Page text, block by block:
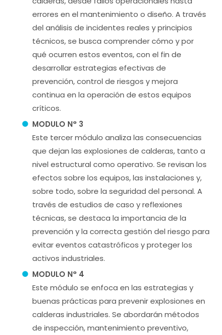
errores en el mantenimiento o diseño. A través
del análisis de incidentes reales y principios
técnicos, se busca comprender cómo y por
qué ocurren estos eventos, con el fin de
desarrollar estrategias efectivas de
prevención, control de riesgos y mejora
continua en la operación de estos equipos
críticos.
MODULO N° 3
Este tercer módulo analiza las consecuencias
que dejan las explosiones de calderas, tanto a
nivel estructural como operativo. Se revisan los
efectos sobre los equipos, las instalaciones y,
sobre todo, sobre la seguridad del personal. A
través de estudios de caso y reflexiones
técnicas, se destaca la importancia de la
prevención y la correcta gestión del riesgo para
evitar eventos catastróficos y proteger los
activos industriales.
MODULO N° 4
Este módulo se enfoca en las estrategias y
buenas prácticas para prevenir explosiones en
calderas industriales. Se abordarán métodos
de inspección, mantenimiento preventivo,